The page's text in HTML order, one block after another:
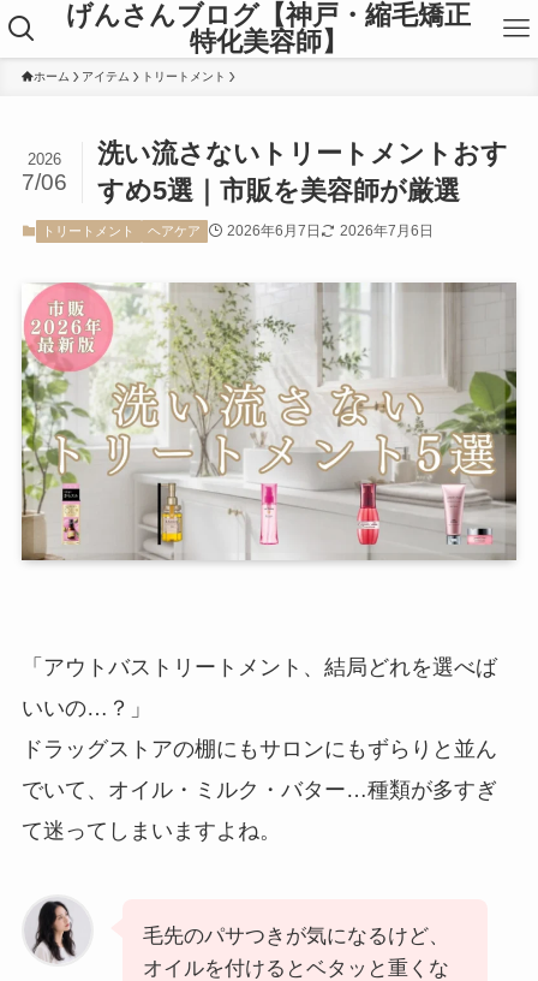
げんさんブログ【神戸・縮毛矯正
特化美容師】
ホーム アイテム トリートメント
洗い流さないトリートメントおす
すめ5選｜市販を美容師が厳選
2026
7/06
トリートメント ヘアケア 2026年6月7日 2026年7月6日
「アウトバストリートメント、結局どれを選べば
いいの…？」
ドラッグストアの棚にもサロンにもずらりと並ん
でいて、オイル・ミルク・バター…種類が多すぎ
て迷ってしまいますよね。
毛先のパサつきが気になるけど、
オイルを付けるとベタッと重くな